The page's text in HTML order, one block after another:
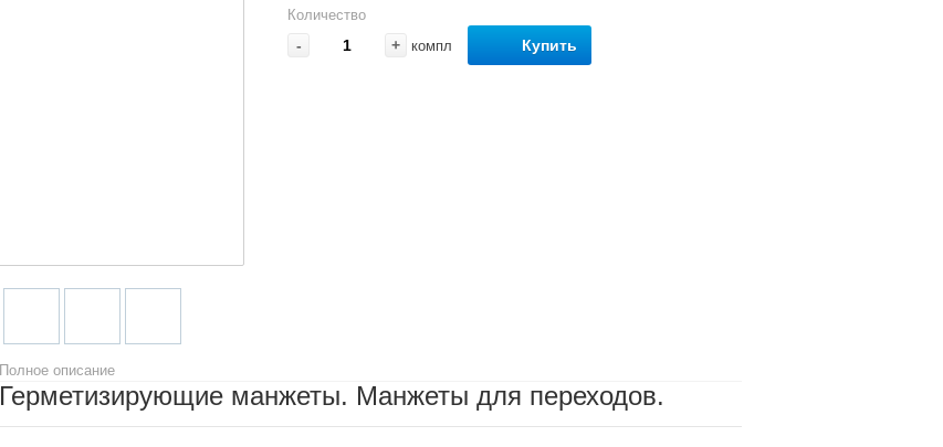
Количество
- + компл Купить
Полное описание
Герметизирующие манжеты. Манжеты для переходов.